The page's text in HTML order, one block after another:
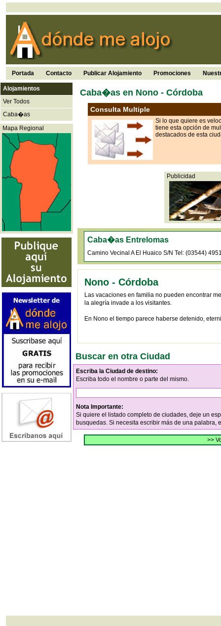
Portada Contacto Publicar Alojamiento Promociones
Alojamientos
Ver Todos
Caba�as
Mapa Regional
Caba�as en Nono - Córdoba
Consulta Multiple
Si lo que quiere es
tiene esta opción de
destacados de esta
Publicidad
Caba�as Entrelomas
Camino Vecinal A El Huaico S/N Tel: (03544)
Nono - Córdoba
Las vacaciones en familia no pueden encontrar
la alegría invade a los visitantes.
En Nono el tiempo parece haberse detenido,
Buscar en otra Ciudad
Escriba la Ciudad de destino:
Escriba todo el nombre o parte del mismo.
Nota Importante:
Si quiere el listado completo de ciudades, deje un
busquedas. Si necesita escribir más de una palabra,
>>